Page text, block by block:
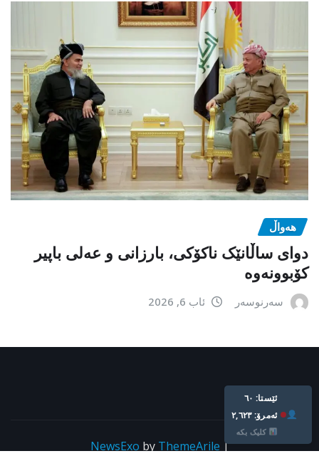
هەواڵ
دوای ساڵانێک ناکۆکی، بارزانی و عەلی باپیر
کۆبوونەوە
سەرنوسەر ئاب 6, 2026
|
NewsExo by ThemeArile
Live: 60
Today: 2,623
Click Here